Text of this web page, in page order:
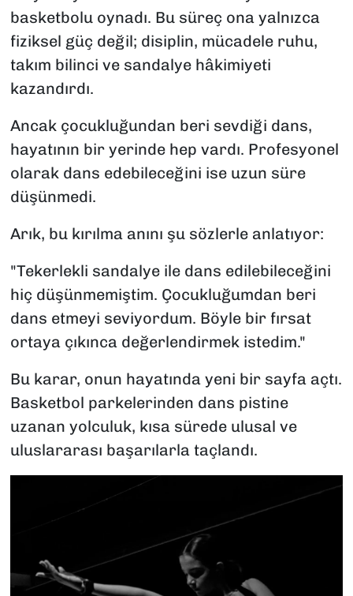
basketbolu oynadı. Bu süreç ona yalnızca
fiziksel güç değil; disiplin, mücadele ruhu,
takım bilinci ve sandalye hâkimiyeti
kazandırdı.
Ancak çocukluğundan beri sevdiği dans,
hayatının bir yerinde hep vardı. Profesyonel
olarak dans edebileceğini ise uzun süre
düşünmedi.
Arık, bu kırılma anını şu sözlerle anlatıyor:
"Tekerlekli sandalye ile dans edilebileceğini
hiç düşünmemiştim. Çocukluğumdan beri
dans etmeyi seviyordum. Böyle bir fırsat
ortaya çıkınca değerlendirmek istedim."
Bu karar, onun hayatında yeni bir sayfa açtı.
Basketbol parkelerinden dans pistine
uzanan yolculuk, kısa sürede ulusal ve
uluslararası başarılarla taçlandı.